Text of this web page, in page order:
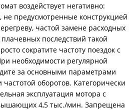
воздействует негативно:
предусмотренные конструкцией
частой замене расходных
последствий такой
сократите частоту поездок с
необходимости регулярной
за основными параметрами
оборотов. Категорически
эксплуатация мотора с
4,5 тыс./мин. Запрещена